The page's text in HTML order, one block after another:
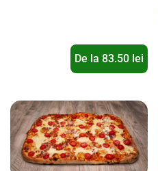
De la 83.50 lei